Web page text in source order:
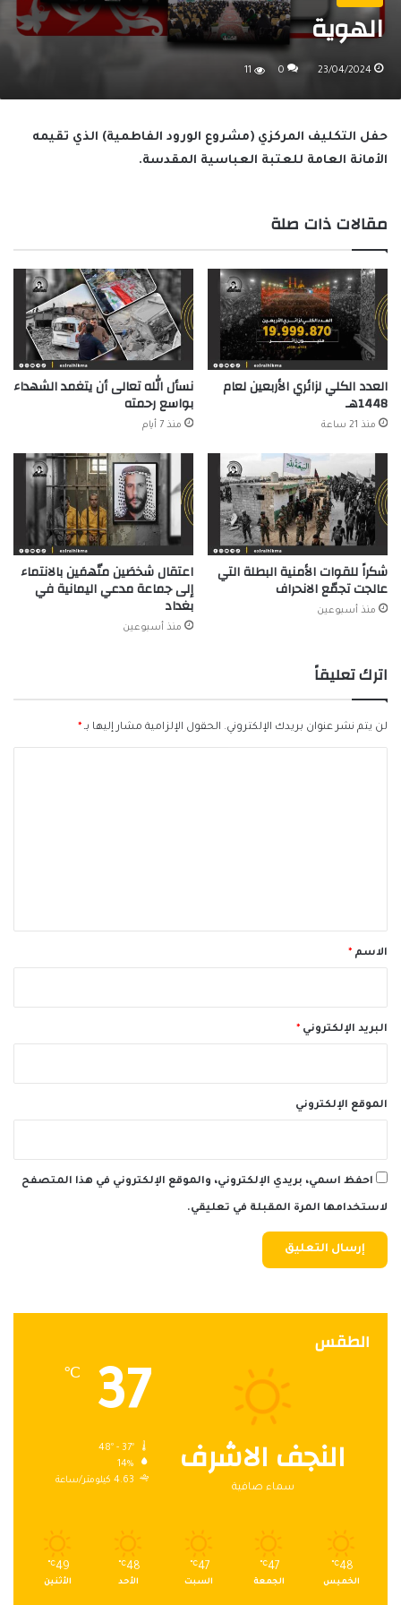
الهوية
23/04/2024
0
11
حفل التكليف المركزي (مشروع الورود الفاطمية) الذي تقيمه
الأمانة العامة للعتبة العباسية المقدسة.
مقالات ذات صلة
العدد الكلي لزائري الأربعين لعام
1448هـ
منذ 21 ساعة
نسأل الله تعالى أن يتغمد الشهداء
بواسع رحمته
منذ 7 أيام
شكراً للقوات الأمنية البطلة التي
عالجت تجمّع الانحراف
منذ أسبوعين
اعتقال شخصَين متّهمَين بالانتماء
إلى جماعة مدعي اليمانية في
بغداد
منذ أسبوعين
اترك تعليقاً
لن يتم نشر عنوان بريدك الإلكتروني. الحقول الإلزامية مشار إليها بـ *
*الاسم *
البريد الإلكتروني *
الموقع الإلكتروني
احفظ اسمي، بريدي الإلكتروني، والموقع الإلكتروني في هذا المتصفح
لاستخدامها المرة المقبلة في تعليقي.
الطقس
النجف الاشرف
سماء صافية
37
℃
14%
4.63 كيلومتر/ساعة
48
℃
الخميس
47
℃
الجمعة
47
℃
السبت
48
℃
الأحد
49
℃
الأثنين